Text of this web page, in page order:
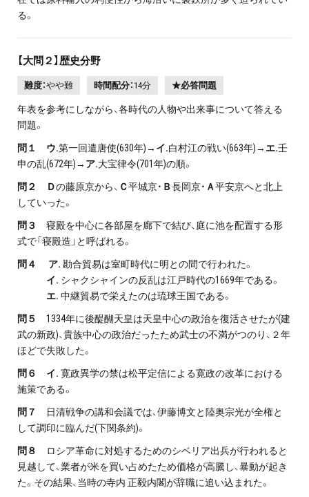
る。
【大問２】歴史分野
難度：やや難 時間配分：14分 ★必答問題
年表を参考にしながら、各時代の人物や出来事について答える
問題。
問１ ウ.第一回遣唐使(630年)→ イ.白村江の戦い(663年)→ エ.壬
申の乱(672年)→ ア.大宝律令(701年)の順。
問２ Ｄの藤原京から、 Ｃ平城京・ Ｂ長岡京・ Ａ平安京へと北上
していった。
問３
寝殿を中心に各部屋を廊下で結び、庭に池を配置する形
式で「寝殿造」と呼ばれる。
問４ ア. 勘合貿易は室町時代に明との間で行われた。
イ. シャクシャインの反乱は江戸時代の1669年である。
エ. 中継貿易で栄えたのは琉球王国である。
問５
1334年に後醍醐天皇は天皇中心の政治を復活させたが(建
武の新政)、貴族中心の政治だったため武士の不満がつのり、２年
ほどで失敗した。
問６ イ. 寛政異学の禁は松平定信による寛政の改革における
施策である。
問７
日清戦争の講和会議では、伊藤博文と陸奥宗光が全権と
して調印に臨んだ(下関条約)。
問８
ロシア革命に対処するためのシベリア出兵が行われると
見越して、業者が米を買い占めたため価格が高騰し、暴動が起き
た。その結果、当時の寺内 正毅内閣が辞職に追い込まれた。